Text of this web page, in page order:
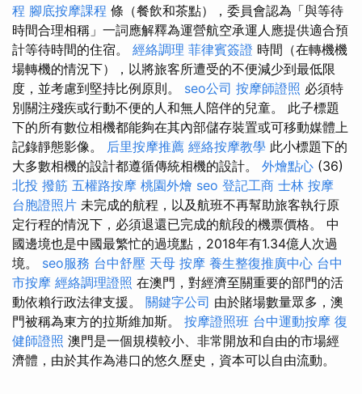
程 腳底按摩課程 條（餐飲和茶點），委員會認為「與等待
時間合理相稱」一詞應解釋為運營航空承運人應提供適合預
計等待時間的住宿。 經絡調理 菲律賓簽證 時間（在轉機機
場轉機的情況下），以將旅客所遭受的不便減少到最低限
度，並考慮到堅持比例原則。 seo公司 按摩師證照 必須特
別關注殘疾或行動不便的人和無人陪伴的兒童。 此子標題
下的所有數位相機都能夠在其內部儲存裝置或可移動媒體上
記錄靜態影像。 后里按摩推薦 經絡按摩教學 此小標題下的
大多數相機的設計都遵循傳統相機的設計。 外燴點心 (36)
北投 撥筋 五權路按摩 桃園外燴 seo 登記工商 士林 按摩
台胞證照片 未完成的航程，以及航班不再幫助旅客執行原
定行程的情況下，必須退還已完成的航段的機票價格。 中
國邊境也是中國最繁忙的過境點，2018年有1.34億人次過
境。 seo服務 台中舒壓 天母 按摩 養生整復推廣中心 台中
市按摩 經絡調理證照 在澳門，對經濟至關重要的部門的活
動依賴行政法律支援。 關鍵字公司 由於賭場數量眾多，澳
門被稱為東方的拉斯維加斯。 按摩證照班 台中運動按摩 復
健師證照 澳門是一個規模較小、非常開放和自由的市場經
濟體，由於其作為港口的悠久歷史，資本可以自由流動。